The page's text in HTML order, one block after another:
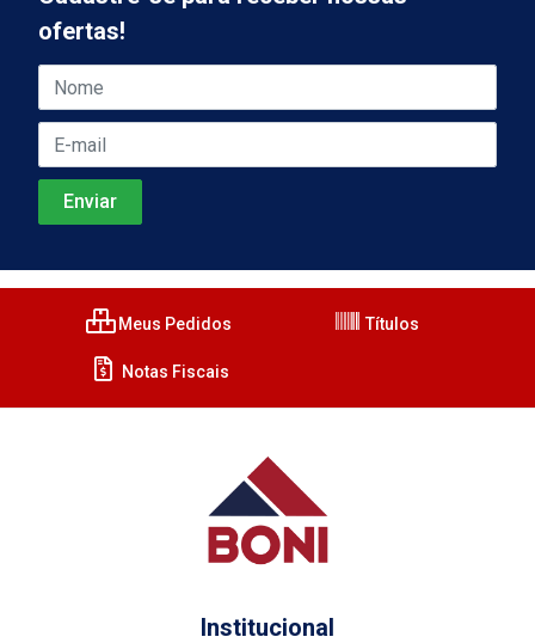
ofertas!
Meus Pedidos Títulos
Notas Fiscais
Institucional